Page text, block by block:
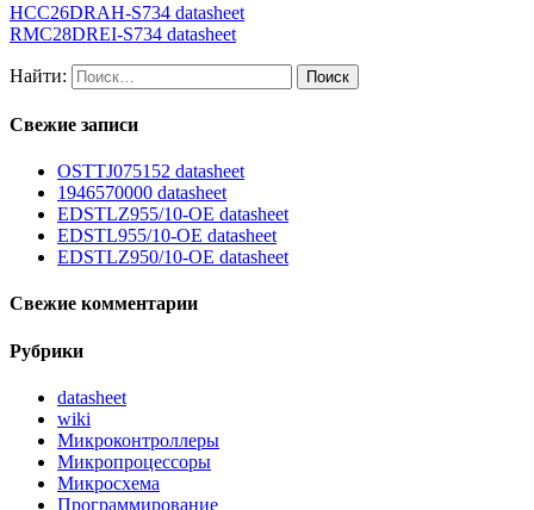
HCC26DRAH-S734 datasheet
RMC28DREI-S734 datasheet
Найти:
Свежие записи
OSTTJ075152 datasheet
1946570000 datasheet
EDSTLZ955/10-OE datasheet
EDSTL955/10-OE datasheet
EDSTLZ950/10-OE datasheet
Свежие комментарии
Рубрики
datasheet
wiki
Микроконтроллеры
Микропроцессоры
Микросхема
Программирование